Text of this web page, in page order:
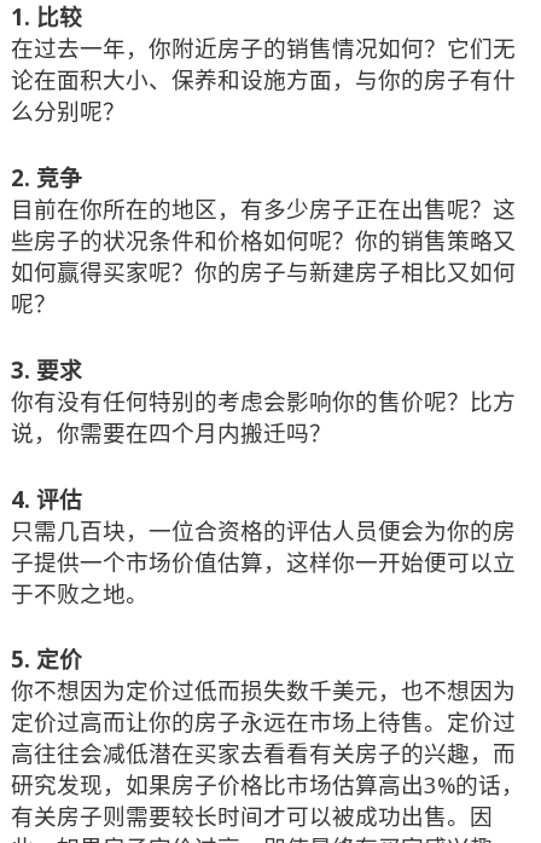
1. 比较
在过去一年，你附近房子的销售情况如何？它们无
论在面积大小、保养和设施方面，与你的房子有什
么分别呢？
2. 竞争
目前在你所在的地区，有多少房子正在出售呢？这
些房子的状况条件和价格如何呢？你的销售策略又
如何赢得买家呢？你的房子与新建房子相比又如何
呢？
3. 要求
你有没有任何特别的考虑会影响你的售价呢？比方
说，你需要在四个月内搬迁吗？
4. 评估
只需几百块，一位合资格的评估人员便会为你的房
子提供一个市场价值估算，这样你一开始便可以立
于不败之地。
5. 定价
你不想因为定价过低而损失数千美元，也不想因为
定价过高而让你的房子永远在市场上待售。定价过
高往往会减低潜在买家去看看有关房子的兴趣，而
研究发现，如果房子价格比市场估算高出3%的话，
有关房子则需要较长时间才可以被成功出售。因